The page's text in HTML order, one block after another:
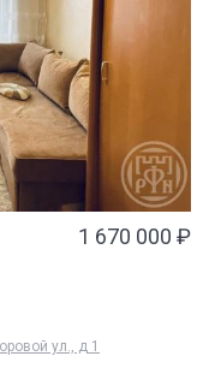
1 670 000 ₽
ул., д 1